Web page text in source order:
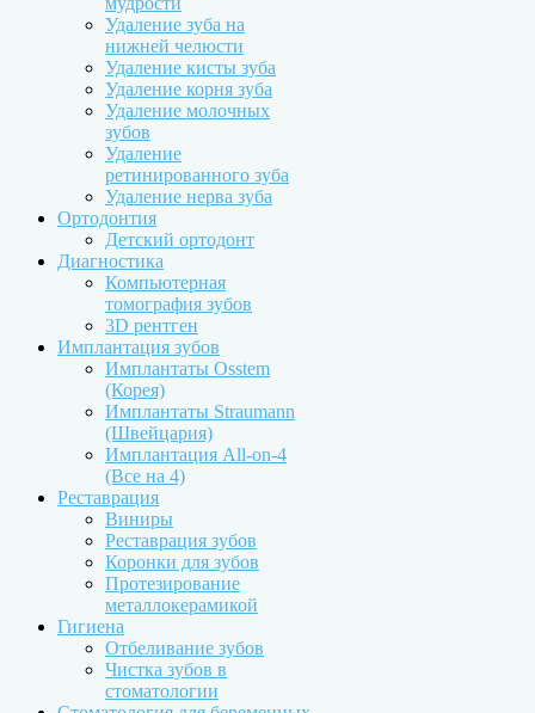
Удаление зуба на
нижней челюсти
Удаление кисты зуба
Удаление корня зуба
Удаление молочных
зубов
Удаление
ретинированного зуба
Удаление нерва зуба
Ортодонтия
Детский ортодонт
Диагностика
Компьютерная
томография зубов
3D рентген
Имплантация зубов
Имплантаты Osstem
(Корея)
Имплантаты Straumann
(Швейцария)
Имплантация All-on-4
(Все на 4)
Реставрация
Виниры
Реставрация зубов
Коронки для зубов
Протезирование
металлокерамикой
Гигиена
Отбеливание зубов
Чистка зубов в
стоматологии